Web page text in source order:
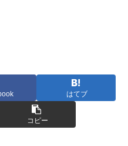
はてブ
コピー